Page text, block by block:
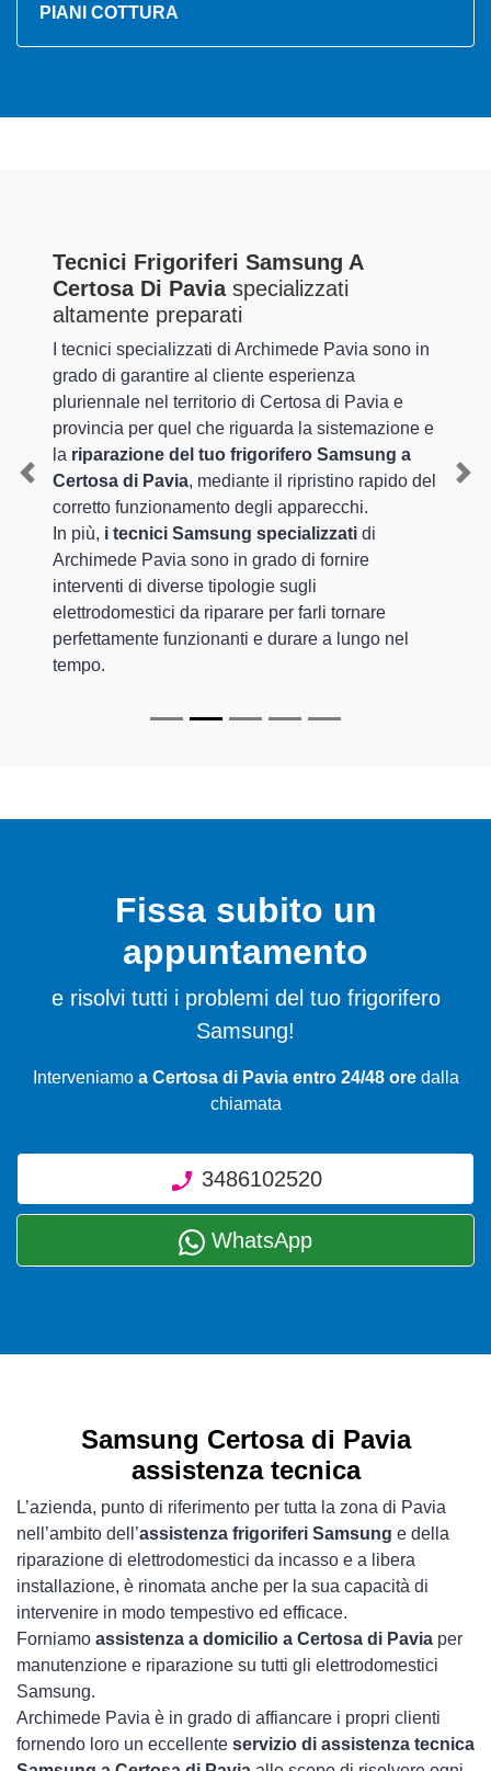
PIANI COTTURA
Tecnici Frigoriferi Samsung A
Certosa Di Paviaspecializzati
altamente preparati
I tecnici specializzati di Archimede Pavia sono in
grado di garantire al cliente esperienza
pluriennale nel territorio di Certosa di Pavia e
provincia per quel che riguarda la sistemazione e
la riparazione del tuo frigorifero Samsung a
Certosa di Pavia, mediante il ripristino rapido del
corretto funzionamento degli apparecchi.
In più, i tecnici Samsung specializzati di
Archimede Pavia sono in grado di fornire
interventi di diverse tipologie sugli
elettrodomestici da riparare per farli tornare
perfettamente funzionanti e durare a lungo nel
tempo.
Previous
Fissa subito un
appuntamento
e risolvi tutti i problemi del tuo frigorifero
Samsung!
Interveniamo a Certosa di Pavia entro 24/48 oredalla
chiamata
3486102520
WhatsApp
Samsung Certosa di Pavia
assistenza tecnica
L’azienda, punto di riferimento per tutta la zona di Pavia
nell’ambito dell’assistenza frigoriferi Samsung e della
riparazione di elettrodomestici da incasso e a libera
installazione, è rinomata anche per la sua capacità di
intervenire in modo tempestivo ed efficace.
Forniamo assistenza a domicilio a Certosa di Pavia per
manutenzione e riparazione su tutti gli elettrodomestici
Samsung.
Archimede Pavia è in grado di affiancare i propri clienti
fornendo loro un eccellente servizio di assistenza tecnica